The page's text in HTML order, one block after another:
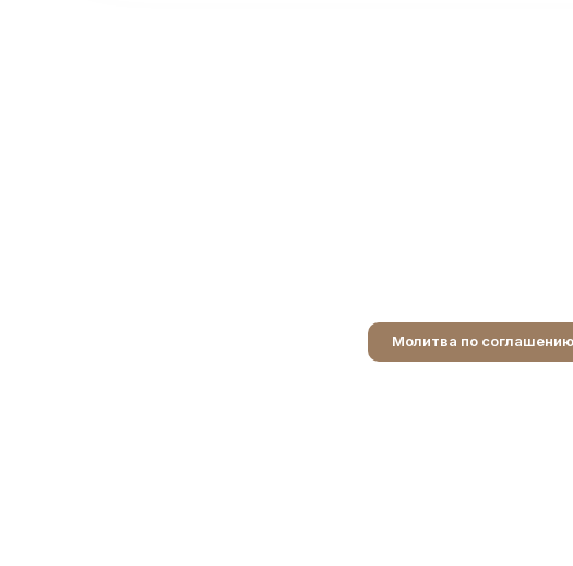
Молитва по соглашению